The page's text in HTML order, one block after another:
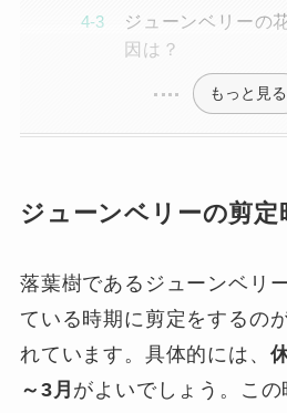
ジューンベリーの
因は？
もっと見る
ジューンベリーの剪定
落葉樹であるジューンベリ
ている時期に剪定をするの
れています。具体的には、
～3月 がよいでしょう。こ